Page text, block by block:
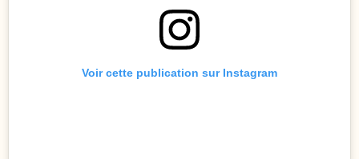
Voir cette publication sur Instagram